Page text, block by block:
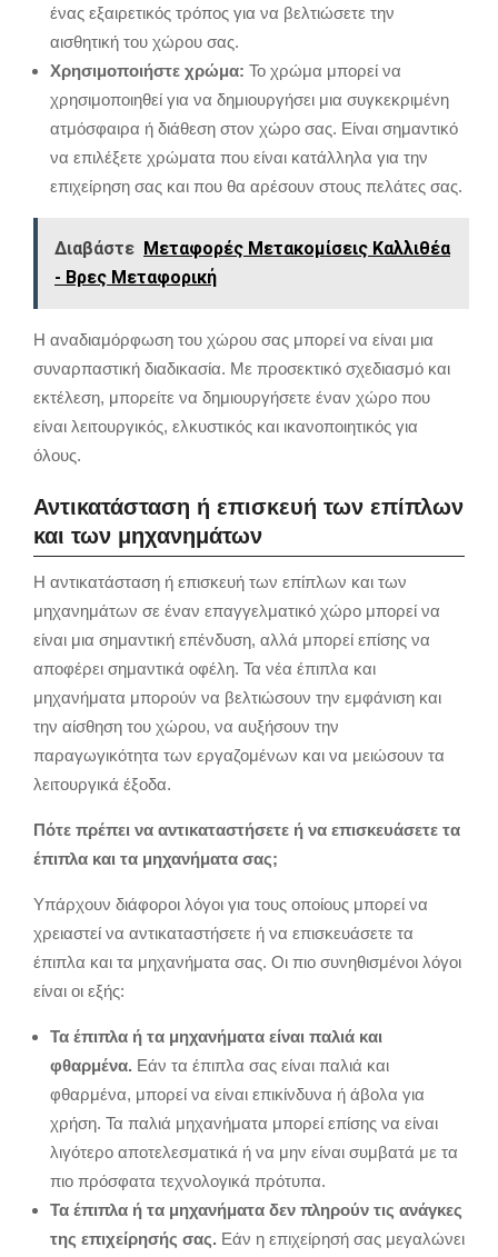
ένας εξαιρετικός τρόπος για να βελτιώσετε την
αισθητική του χώρου σας.
Χρησιμοποιήστε χρώμα: Το χρώμα μπορεί να
χρησιμοποιηθεί για να δημιουργήσει μια συγκεκριμένη
ατμόσφαιρα ή διάθεση στον χώρο σας. Είναι σημαντικό
να επιλέξετε χρώματα που είναι κατάλληλα για την
επιχείρηση σας και που θα αρέσουν στους πελάτες σας.
Διαβάστε Μεταφορές Μετακομίσεις Καλλιθέα
- Βρες Μεταφορική
Η αναδιαμόρφωση του χώρου σας μπορεί να είναι μια
συναρπαστική διαδικασία. Με προσεκτικό σχεδιασμό και
εκτέλεση, μπορείτε να δημιουργήσετε έναν χώρο που
είναι λειτουργικός, ελκυστικός και ικανοποιητικός για
όλους.
Αντικατάσταση ή επισκευή των επίπλων
και των μηχανημάτων
Η αντικατάσταση ή επισκευή των επίπλων και των
μηχανημάτων σε έναν επαγγελματικό χώρο μπορεί να
είναι μια σημαντική επένδυση, αλλά μπορεί επίσης να
αποφέρει σημαντικά οφέλη. Τα νέα έπιπλα και
μηχανήματα μπορούν να βελτιώσουν την εμφάνιση και
την αίσθηση του χώρου, να αυξήσουν την
παραγωγικότητα των εργαζομένων και να μειώσουν τα
λειτουργικά έξοδα.
Πότε πρέπει να αντικαταστήσετε ή να επισκευάσετε τα
έπιπλα και τα μηχανήματα σας;
Υπάρχουν διάφοροι λόγοι για τους οποίους μπορεί να
χρειαστεί να αντικαταστήσετε ή να επισκευάσετε τα
έπιπλα και τα μηχανήματα σας. Οι πιο συνηθισμένοι λόγοι
είναι οι εξής:
Τα έπιπλα ή τα μηχανήματα είναι παλιά και
φθαρμένα. Εάν τα έπιπλα σας είναι παλιά και
φθαρμένα, μπορεί να είναι επικίνδυνα ή άβολα για
χρήση. Τα παλιά μηχανήματα μπορεί επίσης να είναι
λιγότερο αποτελεσματικά ή να μην είναι συμβατά με τα
πιο πρόσφατα τεχνολογικά πρότυπα.
Τα έπιπλα ή τα μηχανήματα δεν πληρούν τις ανάγκες
της επιχείρησής σας. Εάν η επιχείρησή σας μεγαλώνει